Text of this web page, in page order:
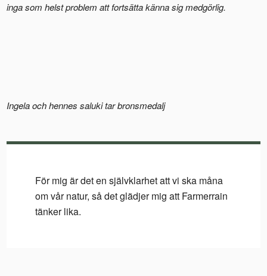
inga som helst problem att fortsätta känna sig medgörlig.
Ingela och hennes saluki tar bronsmedalj
För mig är det en självklarhet att vi ska måna
om vår natur, så det glädjer mig att Farmerrain
tänker lika.